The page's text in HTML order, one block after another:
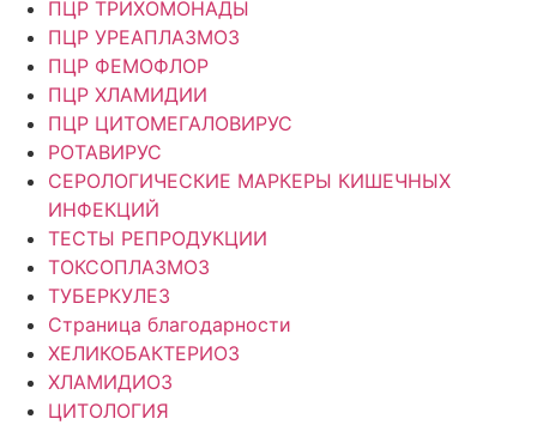
ПЦР ТРИХОМОНАДЫ
ПЦР УРЕАПЛАЗМОЗ
ПЦР ФЕМОФЛОР
ПЦР ХЛАМИДИИ
ПЦР ЦИТОМЕГАЛОВИРУС
РОТАВИРУС
СЕРОЛОГИЧЕСКИЕ МАРКЕРЫ КИШЕЧНЫХ
ИНФЕКЦИЙ
ТЕСТЫ РЕПРОДУКЦИИ
ТОКСОПЛАЗМОЗ
ТУБЕРКУЛЕЗ
Страница благодарности
ХЕЛИКОБАКТЕРИОЗ
ХЛАМИДИОЗ
ЦИТОЛОГИЯ